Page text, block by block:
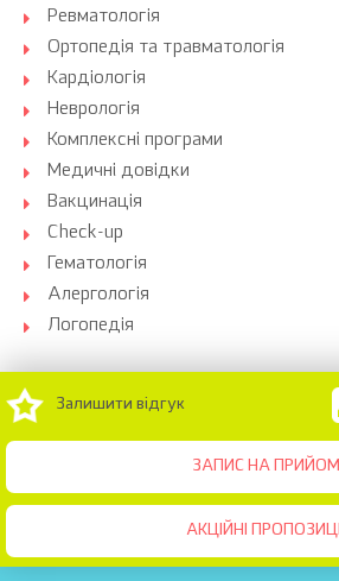
Ревматологія
Ортопедія та травматологія
Кардіологія
Неврологія
Комплексні програми
Медичні довідки
Вакцинація
Check-up
Гематологія
Алергологія
Логопедія
ЗАПИС НА ПРИЙОМ
Залишити відгук
АКЦІЙНІ ПРОПОЗИЦІЇ